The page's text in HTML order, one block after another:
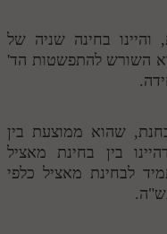
בחינה שניה של
השורש להתפשטות הד'
שהוא ממוצעת בין
בין בחינת מאציל
לבחינת מאציל כלפי